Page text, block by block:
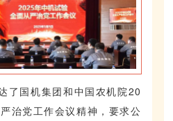
了国机集团和中国农机院20
治党工作会议精神，要求公